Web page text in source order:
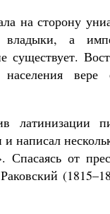
на сторону
владыки, а
существует.
населения
латинизации
написал
Спасаясь от